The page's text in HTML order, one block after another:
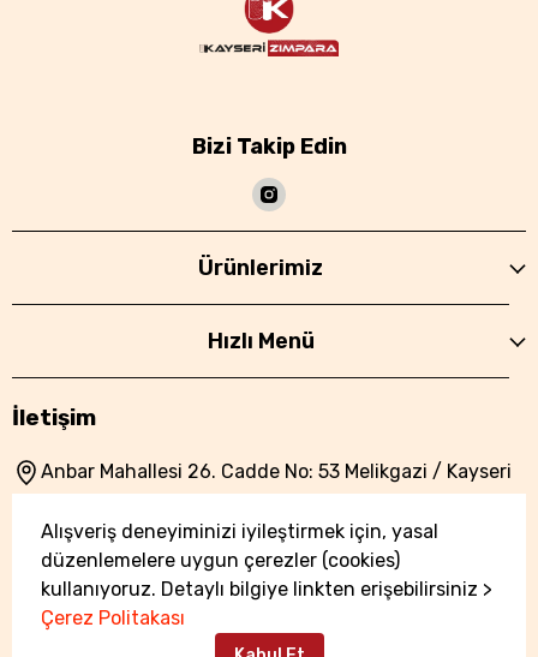
Alışveriş deneyiminizi iyileştirmek için, yasal
düzenlemelere uygun çerezler (cookies)
kullanıyoruz. Detaylı bilgiye linkten erişebilirsiniz >
Çerez Politakası
Bizi Takip Edin
Ürünlerimiz
Hızlı Menü
İletişim
Anbar Mahallesi 26. Cadde No: 53 Melikgazi / Kayseri
info@kayserizimpara.com